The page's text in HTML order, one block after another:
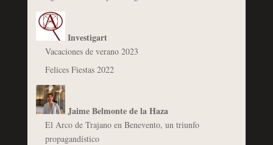
Investigart
Vacaciones de verano 2023
Felices Fiestas 2022
Jaime Belmonte de la Haza
El Arco de Trajano en Benevento, un triunfo
propagandístico